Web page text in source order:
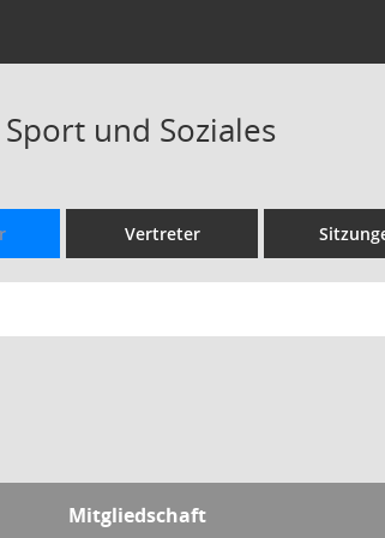
und Soziales
Vertreter
Mitgliedschaft